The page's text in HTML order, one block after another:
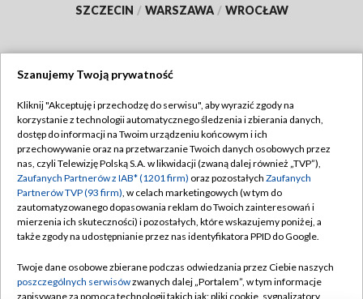
SZCZECIN / WARSZAWA / WROCŁAW
TVP
Abonament TVP
Emisja w TVP
Centrum informacji TVP
Naziemna Telewizja Cyfrowa
Rada Programowa
Regulamin TVP
Polityka prywatności
Moje zgody
Pomoc
Kontakt
Szanujemy Twoją prywatność
Kliknij "Akceptuję i przechodzę do serwisu", aby wyrazić zgody na
korzystanie z technologii automatycznego śledzenia i zbierania danych,
dostęp do informacji na Twoim urządzeniu końcowym i ich
przechowywanie oraz na przetwarzanie Twoich danych osobowych przez
nas, czyli Telewizję Polską S.A. w likwidacji (zwaną dalej również „TVP”),
Zaufanych Partnerów z IAB* (1201 firm) oraz pozostałych Zaufanych
Partnerów TVP (93 firm), w celach marketingowych (w tym do
zautomatyzowanego dopasowania reklam do Twoich zainteresowań i
mierzenia ich skuteczności) i pozostałych, które wskazujemy poniżej, a
także zgody na udostępnianie przez nas identyfikatora PPID do Google.
Twoje dane osobowe zbierane podczas odwiedzania przez Ciebie naszych
poszczególnych serwisówzwanych dalej „Portalem”, w tym informacje
zapisywane za pomocą technologii takich jak: pliki cookie, sygnalizatory